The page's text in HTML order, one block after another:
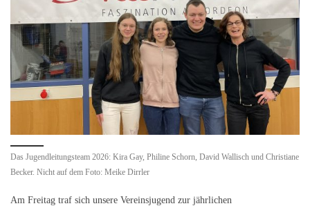
Das Jugendleitungsteam 2026: Kira Gay, Philine Schorn, David Wallisch und Christiane
Becker. Nicht auf dem Foto: Meike Dirrler
Am Freitag traf sich unsere Vereinsjugend zur jährlichen